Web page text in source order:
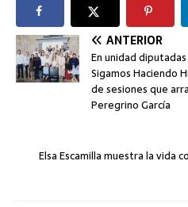
ANTERIOR
En unidad
Sigamos Haciendo
de sesiones que
Peregrino García
Elsa Escamilla muestra la vida